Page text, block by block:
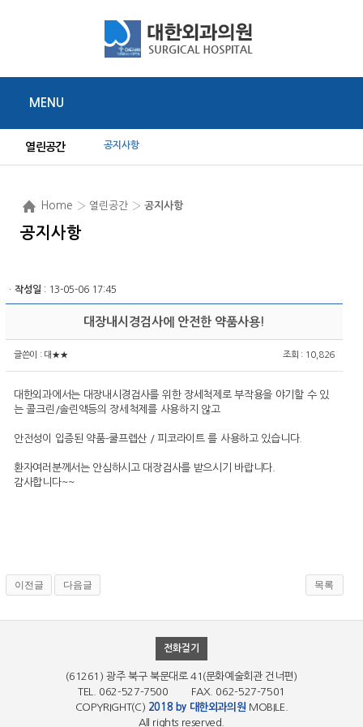
MENU
열린공간 공지사항
Home › 열린공간 › 공지사항
공지사항
ㆍ 작성일 : 13-05-06 17:45
대장내시경검사에 안전한 약품사용!
글쓴이 : 대★★ 조회 : 10,826
대한외과에서는 대장내시경검사를 위한 장세척제로 부작용을 야기할 수 있
는 콜크린/솔린액등의 장세척제를 사용하지 않고
안전성이 입증된 약품-쿨프렙산 / 피코라이트 를 사용하고 있습니다.
환자여러분께서는 안심하시고 대장검사를 받으시기 바랍니다.
감사합니다~~
이전글 다음글 목록
전화걸기
(61261) 광주 북구 북문대로 41(문화예술회관 건너편)
TEL. 062-527-7500 FAX. 062-527-7501
COPYRIGHT(C) 2018 by 대한외과의원 MOBILE.
All rights reserved.